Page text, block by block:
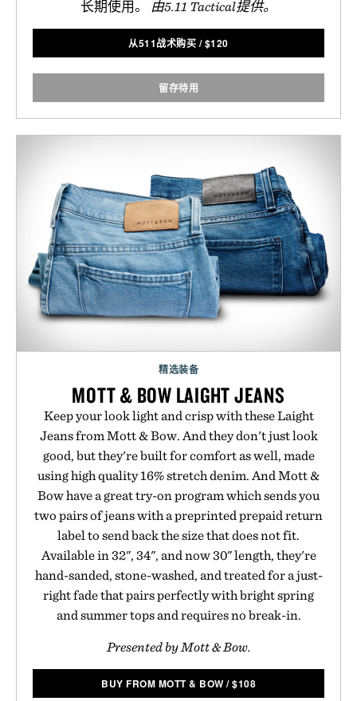
长期使用。 由5.11 Tactical提供。
从511战术购买 /$120
留存待用
精选装备
MOTT & BOW LAIGHT JEANS
Keep your look light and crisp with these Laight
Jeans from Mott & Bow. And they don't just look
good, but they're built for comfort as well, made
using high quality 16% stretch denim. And Mott &
Bow have a great try-on program which sends you
two pairs of jeans with a preprinted prepaid return
label to send back the size that does not fit.
Available in 32", 34", and now 30" length, they're
hand-sanded, stone-washed, and treated for a just-
right fade that pairs perfectly with bright spring
and summer tops and requires no break-in.
Presented by Mott & Bow.
BUY FROM MOTT & BOW /$108